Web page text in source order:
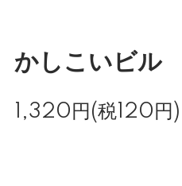
かしこいビル
1,320円(税120円)